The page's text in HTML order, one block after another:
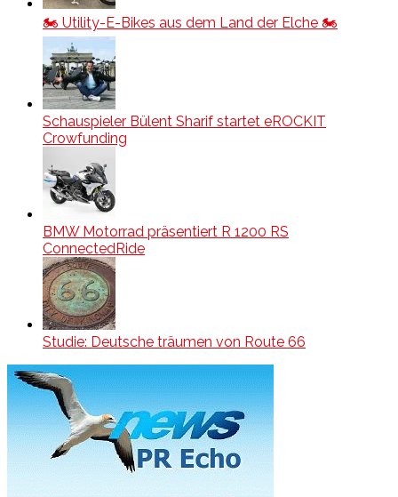
🏍️ Utility-E-Bikes aus dem Land der Elche 🏍️
Schauspieler Bülent Sharif startet eROCKIT
Crowfunding
BMW Motorrad präsentiert R 1200 RS
ConnectedRide
Studie: Deutsche träumen von Route 66